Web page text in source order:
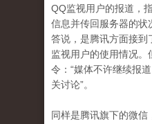
QQ监视用户的报道，
信息并传回服务器的状
答说，是腾讯方面接到
监视用户的使用情况
令：“媒体不许继续报
关讨论”。
同样是腾讯旗下的微